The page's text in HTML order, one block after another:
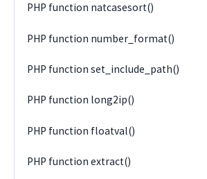
PHP function natcasesort()
PHP function number_format()
PHP function set_include_path()
PHP function long2ip()
PHP function floatval()
PHP function extract()